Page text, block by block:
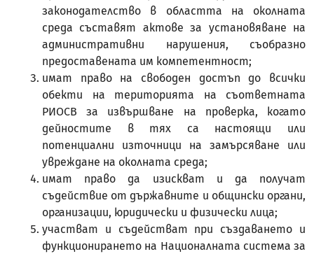
законодателство в областта на околната
среда съставят актове за установяване на
административни нарушения, съобразно
предоставената им компетентност;
имат право на свободен достъп до всички
обекти на територията на съответната
РИОСВ за извършване на проверка, когато
дейностите в тях са настоящи или
потенциални източници на замърсяване или
увреждане на околната среда;
имат право да изискват и да получат
съдействие от държавните и общински органи,
организации, юридически и физически лица;
участват и съдействат при създаването и
функционирането на Националната система за